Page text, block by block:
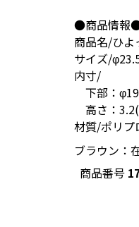
●商品情報
商品名/ひよ
サイズ/
内寸/
下部：
高さ：
材質/ポリプ
ブラウン：
商品番号